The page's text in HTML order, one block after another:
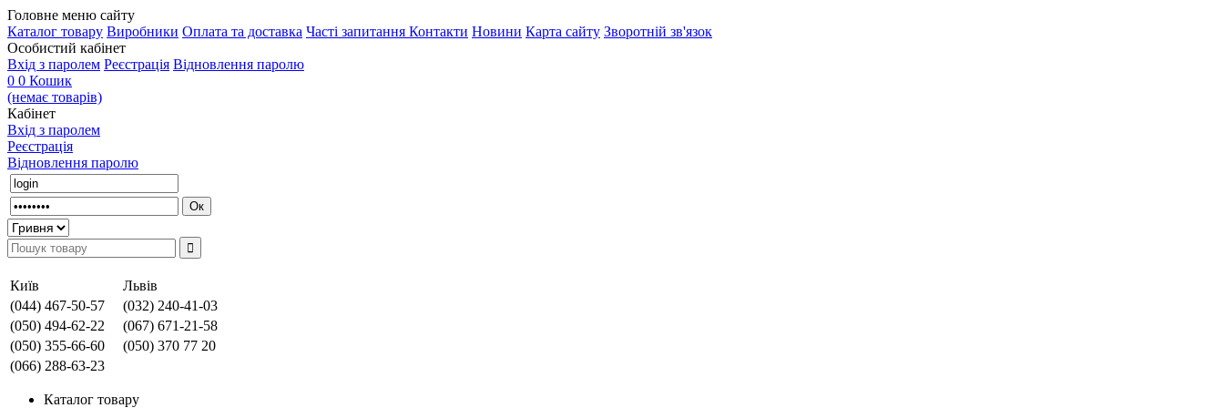
Головне меню сайту
Каталог товару Виробники Оплата та доставка Часті запитання Контакти Новини Карта сайту Зворотній зв'язок
Особистий кабінет
Вхід з паролем Реєстрація Відновлення паролю
0 0 Кошик
(немає товарів)
Кабінет
Вхід з паролем
Реєстрація
Відновлення паролю
Київ
Львів
(044) 467-50-57
(032) 240-41-03
(050) 494-62-22
(067) 671-21-58
(050) 355-66-60
(050) 370 77 20
(066) 288-63-23
Каталог товару